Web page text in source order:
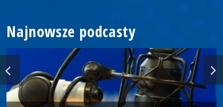
Najnowsze podcasty